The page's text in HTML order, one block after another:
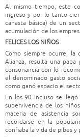
Al mismo tiempo, este
ingreso y por lo tanto
canasta básica) de un
acumulación de los
FELICES LOS NIÑOS
Como siempre ocurre, la
Alianza, resulta una
consonancia con lo
el denominado gasto
como ganó espacio el
En los 90 incluso se
supervivencia de los
materia de asistencia
recordarse en la
confiaba la vida de pibes y